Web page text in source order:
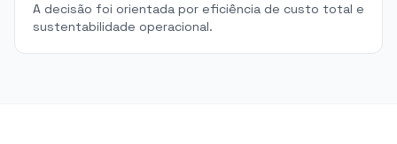
A decisão foi orientada por eficiência de custo total e
sustentabilidade operacional.